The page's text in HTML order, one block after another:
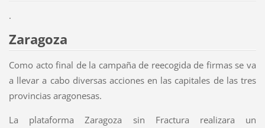
.
Zaragoza
Como acto final de la campaña de reecogida de firmas se va
a llevar a cabo diversas acciones en las capitales de las tres
provincias aragonesas.
La plataforma Zaragoza sin Fractura realizara un